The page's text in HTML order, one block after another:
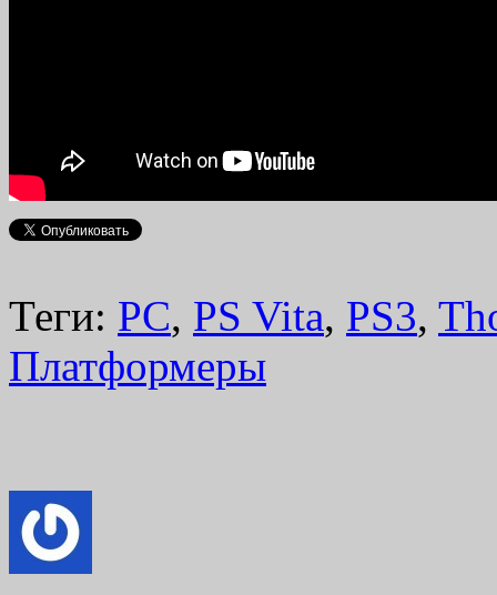
Теги: PC, PS Vita, PS3,
Платформеры